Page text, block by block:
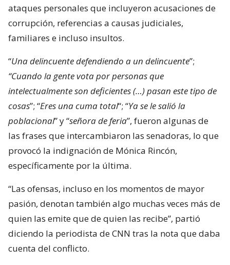
ataques personales que incluyeron acusaciones de
corrupción, referencias a causas judiciales,
familiares e incluso insultos.
“Una delincuente defendiendo a un delincuente”;
“Cuando la gente vota por personas que
intelectualmente son deficientes (…) pasan este tipo de
cosas”; “Eres una cuma total“; “Ya se le salió la
poblacional” y “señora de feria”, fueron algunas de
las frases que intercambiaron las senadoras, lo que
provocó la indignación de Mónica Rincón,
específicamente por la última.
“Las ofensas, incluso en los momentos de mayor
pasión, denotan también algo muchas veces más de
quien las emite que de quien las recibe”, partió
diciendo la periodista de CNN tras la nota que daba
cuenta del conflicto.